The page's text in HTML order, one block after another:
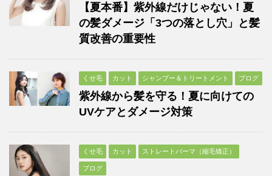
【夏本番】紫外線だけじゃない！夏
の髪ダメージ「3つの落とし穴」と髪
質改善の重要性
くせ毛 カット シャンプー＆トリートメント ブログ
紫外線から髪を守る！夏に向けての
UVケアとダメージ対策
くせ毛 カット ストレートパーマ（縮毛矯正）
ブログ